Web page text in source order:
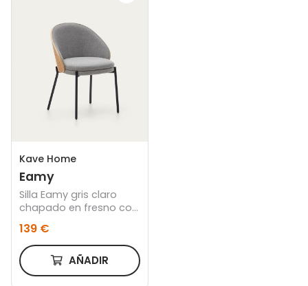
Kave Home
Eamy
Silla Eamy gris claro
chapado en fresno con
acabado natural y
metal con acabado
negro
139 €
AÑADIR